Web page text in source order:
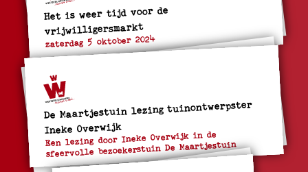
Het is weer tijd voor de
vrijwilligersmarkt
zaterdag 5 oktober 2024
De Maartjestuin lezing tuinontwerpster
Ineke Overwijk
Een lezing door Ineke Overwijk in de
sfeervolle bezoekerstuin De Maartjestuin